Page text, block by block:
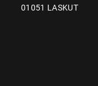
01051 LASKUT